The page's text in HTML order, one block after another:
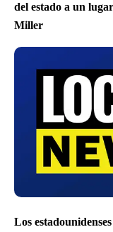
del estado a un
Miller
Los